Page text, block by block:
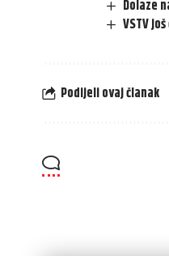
Dolaze
VSTV
Podijeli ovaj članak